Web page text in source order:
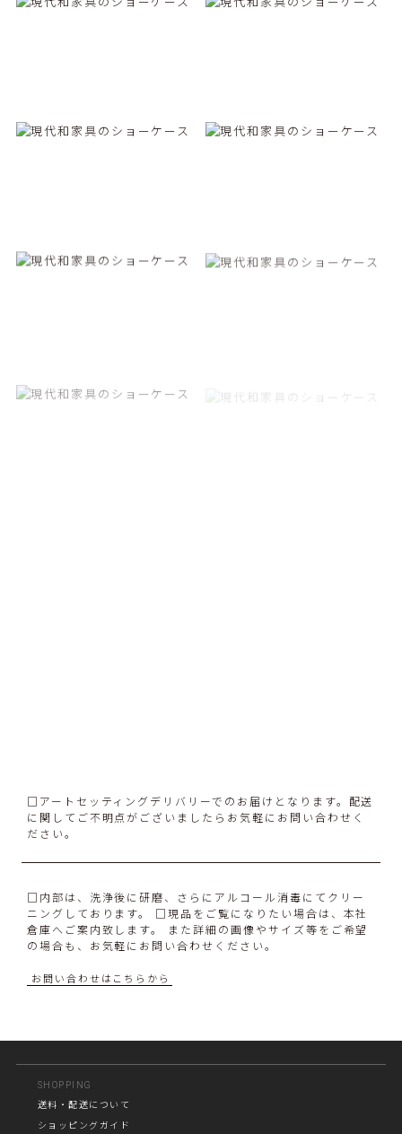
□アートセッティングデリバリーでのお届けとなります。配送
に関してご不明点がございましたらお気軽にお問い合わせく
ださい。
□内部は、洗浄後に研磨、さらにアルコール消毒にてクリー
ニングしております。 □現品をご覧になりたい場合は、本社
倉庫へご案内致します。 また詳細の画像やサイズ等をご希望
の場合も、お気軽にお問い合わせください。
お問い合わせはこちらから
SHOPPING
送料・配送について
ショッピングガイド